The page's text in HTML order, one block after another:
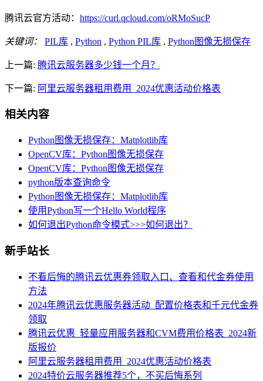
腾讯云官方活动： https://curl.qcloud.com/oRMoSucP
关键词： PIL库 , Python , Python PIL库 , Python图像无损保存
上一篇: 腾讯云服务器多少钱一个月？
下一篇: 阿里云服务器租用费用_2024优惠活动价格表
相关内容
Python图像无损保存：Matplotlib库
OpenCV库：Python图像无损保存
OpenCV库：Python图像无损保存
python版本查询命令
Python图像无损保存：Matplotlib库
使用Python写一个Hello World程序
如何退出Python命令模式>>>如何退出？
新手站长
不看后悔的腾讯云优惠券领取入口、查看和代金券使用
方法
2024年腾讯云优惠服务器活动_配置价格表和千元代金券
领取
腾讯云优惠_轻量应用服务器和CVM费用价格表_2024新
版报价
阿里云服务器租用费用_2024优惠活动价格表
2024特价云服务器推荐5个，不买后悔系列